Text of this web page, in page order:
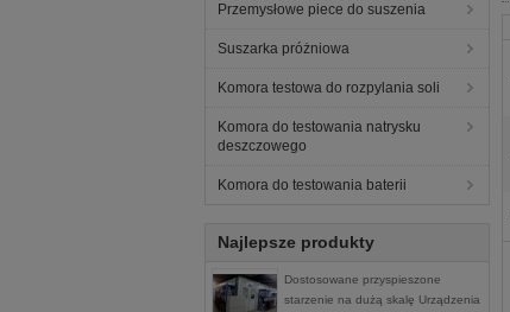
Przemysłowe piece do suszenia
Suszarka próżniowa
Komora testowa do rozpylania soli
Komora do testowania natrysku
deszczowego
Komora do testowania baterii
Najlepsze produkty
Dostosowane przyspieszone
starzenie na dużą skalę Urządzenia